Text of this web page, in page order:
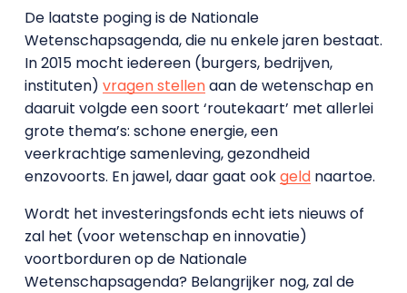
De laatste poging is de Nationale
Wetenschapsagenda, die nu enkele jaren bestaat.
In 2015 mocht iedereen (burgers, bedrijven,
instituten) vragen stellenaan de wetenschap en
daaruit volgde een soort ‘routekaart’ met allerlei
grote thema’s: schone energie, een
veerkrachtige samenleving, gezondheid
enzovoorts. En jawel, daar gaat ookgeldnaartoe.
Wordt het investeringsfonds echt iets nieuws of
zal het (voor wetenschap en innovatie)
voortborduren op de Nationale
Wetenschapsagenda? Belangrijker nog, zal de